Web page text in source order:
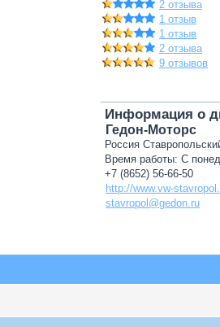
2 отзыва
1 отзыв
1 отзыв
2 отзыва
9 отзывов
Информация о
Гедон-Моторс
Россия
Время работы: С
+7 (8652) 56-66-50
http://www.vw-
stavropol@gedon.ru